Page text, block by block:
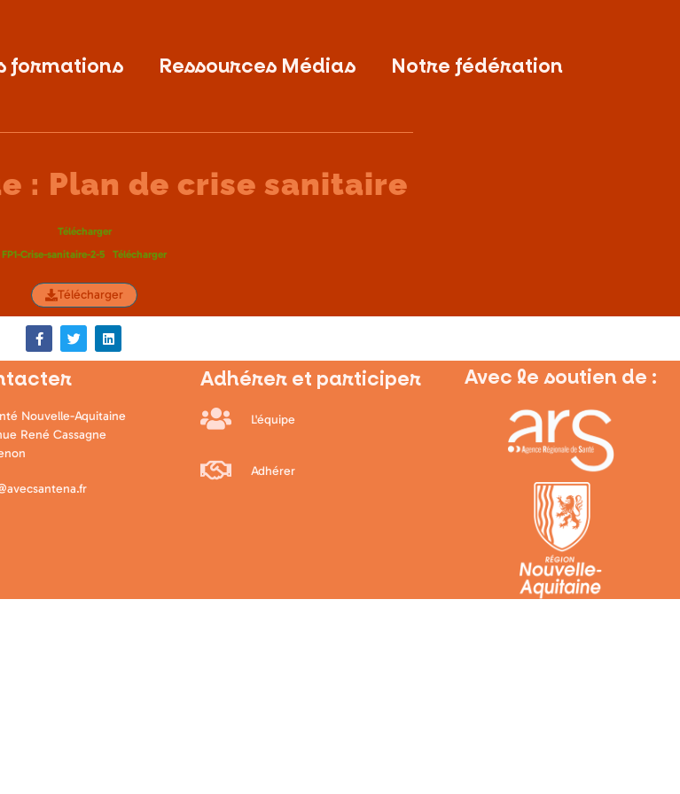
formations Ressources Médias Notre fédération
: Plan de crise sanitaire
Télécharger
FP1-Crise-sanitaire-2-5
Télécharger
Télécharger
Nouvelle-Aquitaine
René Cassagne
Adhérer et participer
L'équipe
Adhérer
Avec le soutien de :